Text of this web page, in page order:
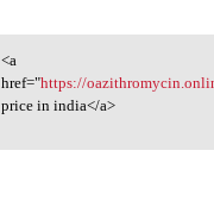
href="https:/
<a
href="https://
price in india</a>